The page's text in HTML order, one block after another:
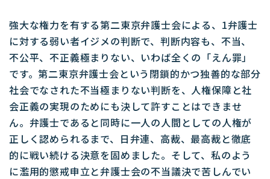
強大な権力を有する第二東京弁護士会による、1弁護士
に対する弱い者イジメの判断で、判断内容も、不当、
不公平、不正義極まりない、いわば全くの「えん罪」
です。第二東京弁護士会という閉鎖的かつ独善的な部分
社会でなされた不当極まりない判断を、人権保障と社
会正義の実現のためにも決して許すことはできませ
ん。弁護士であると同時に一人の人間としての人権が
正しく認められるまで、日弁連、高裁、最高裁と徹底
的に戦い続ける決意を固めました。そして、私のよう
に濫用的懲戒申立と弁護士会の不当議決で苦しんでい